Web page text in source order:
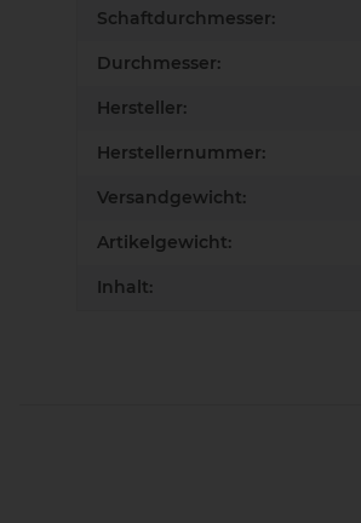
Schaftdurchmesser:
Durchmesser:
Hersteller:
Herstellernummer:
Versandgewicht:
Artikelgewicht:
Inhalt: